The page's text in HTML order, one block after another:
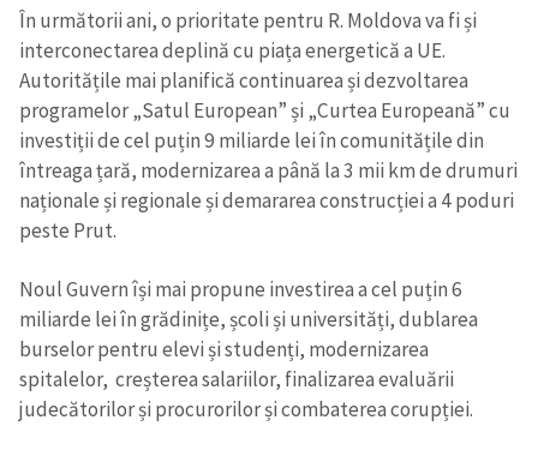
În următorii ani, o prioritate pentru R. Moldova va fi și
interconectarea deplină cu piața energetică a UE.
Autoritățile mai planifică continuarea și dezvoltarea
programelor „Satul European” și „Curtea Europeană” cu
investiții de cel puțin 9 miliarde lei în comunitățile din
întreaga țară, modernizarea a până la 3 mii km de drumuri
naționale și regionale și demararea construcției a 4 poduri
peste Prut.
Noul Guvern își mai propune investirea a cel puțin 6
miliarde lei în grădinițe, școli și universități, dublarea
burselor pentru elevi și studenți, modernizarea
spitalelor, creșterea salariilor, finalizarea evaluării
judecătorilor și procurorilor și combaterea corupției.